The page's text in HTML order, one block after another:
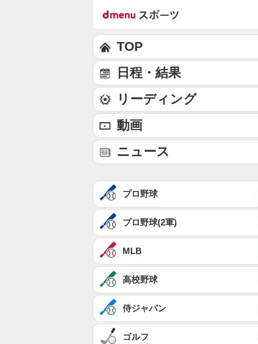
TOP
日程・結果
リーディング
動画
ニュース
プロ野球
プロ野球(2軍)
MLB
高校野球
侍ジャパン
ゴルフ